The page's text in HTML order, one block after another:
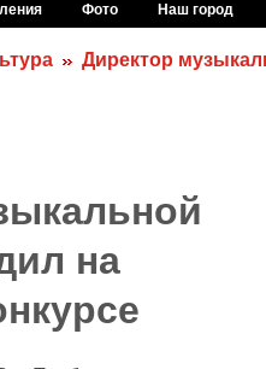
Фото Наш город
Директор
на